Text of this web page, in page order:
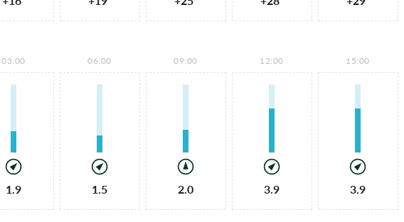
03:00
1.9
06:00
1.5
09:00
2.0
12:00
3.9
15:00
3.9